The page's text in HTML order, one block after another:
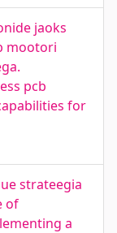
jaoks
mootori
pcb
for
strateegia
of
a